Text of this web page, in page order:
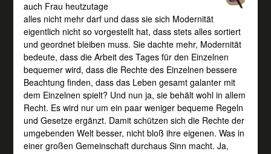
auch Frau heutzutage
alles nicht mehr darf und dass sie sich Modernität
eigentlich nicht so vorgestellt hat, dass stets alles sortiert
und geordnet bleiben muss. Sie dachte mehr, Modernität
bedeute, dass die Arbeit des Tages für den Einzelnen
bequemer wird, dass die Rechte des Einzelnen bessere
Beachtung finden, dass das Leben gesamt galanter mit
dem Einzelnen spielt? Und nun ja, sie behält wohl in allem
Recht. Es wird nur um ein paar weniger bequeme Regeln
und Gesetze ergänzt. Damit schützen sich die Rechte der
umgebenden Welt besser, nicht bloß ihre eigenen. Was in
einer großen Gemeinschaft durchaus Sinn macht. Ja,